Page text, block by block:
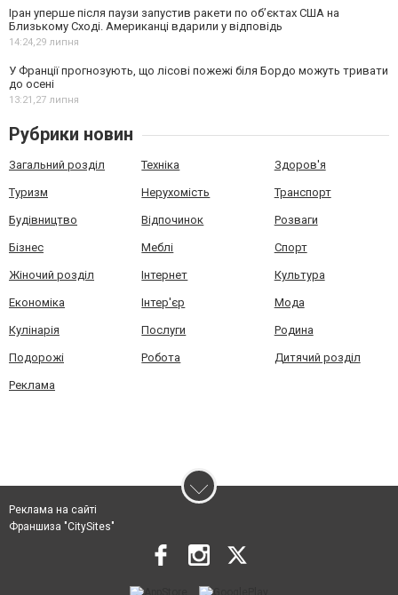
Іран уперше після паузи запустив ракети по обʼєктах США на
Близькому Сході. Американці вдарили у відповідь
14:24,29 липня
У Франції прогнозують, що лісові пожежі біля Бордо можуть тривати
до осені
13:21,27 липня
Рубрики новин
Загальний розділ Техніка Здоров'я
Туризм Нерухомість Транспорт
Будівництво Відпочинок Розваги
Бізнес Меблі Спорт
Жіночий розділ Інтернет Культура
Економіка Інтер'єр Мода
Кулінарія Послуги Родина
Подорожі Робота Дитячий розділ
Реклама
Реклама на сайті
Франшиза "CitySites"